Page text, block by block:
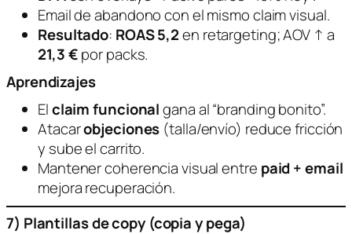
Email de abandono con el mismo claim visual.
Resultado: ROAS 5,2en retargeting; AOV ↑ a
21,3 €por packs.
Aprendizajes
Elclaim funcionalgana al “branding bonito”.
Atacarobjeciones (talla/envío) reduce fricción
y sube el carrito.
Mantener coherencia visual entre paid + email
mejora recuperación.
7) Plantillas de copy (copia y pega)